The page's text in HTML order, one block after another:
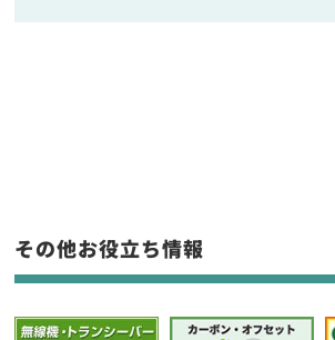
フリーワード入力(製品名等)
選択条件をリセット
その他お役立ち情報